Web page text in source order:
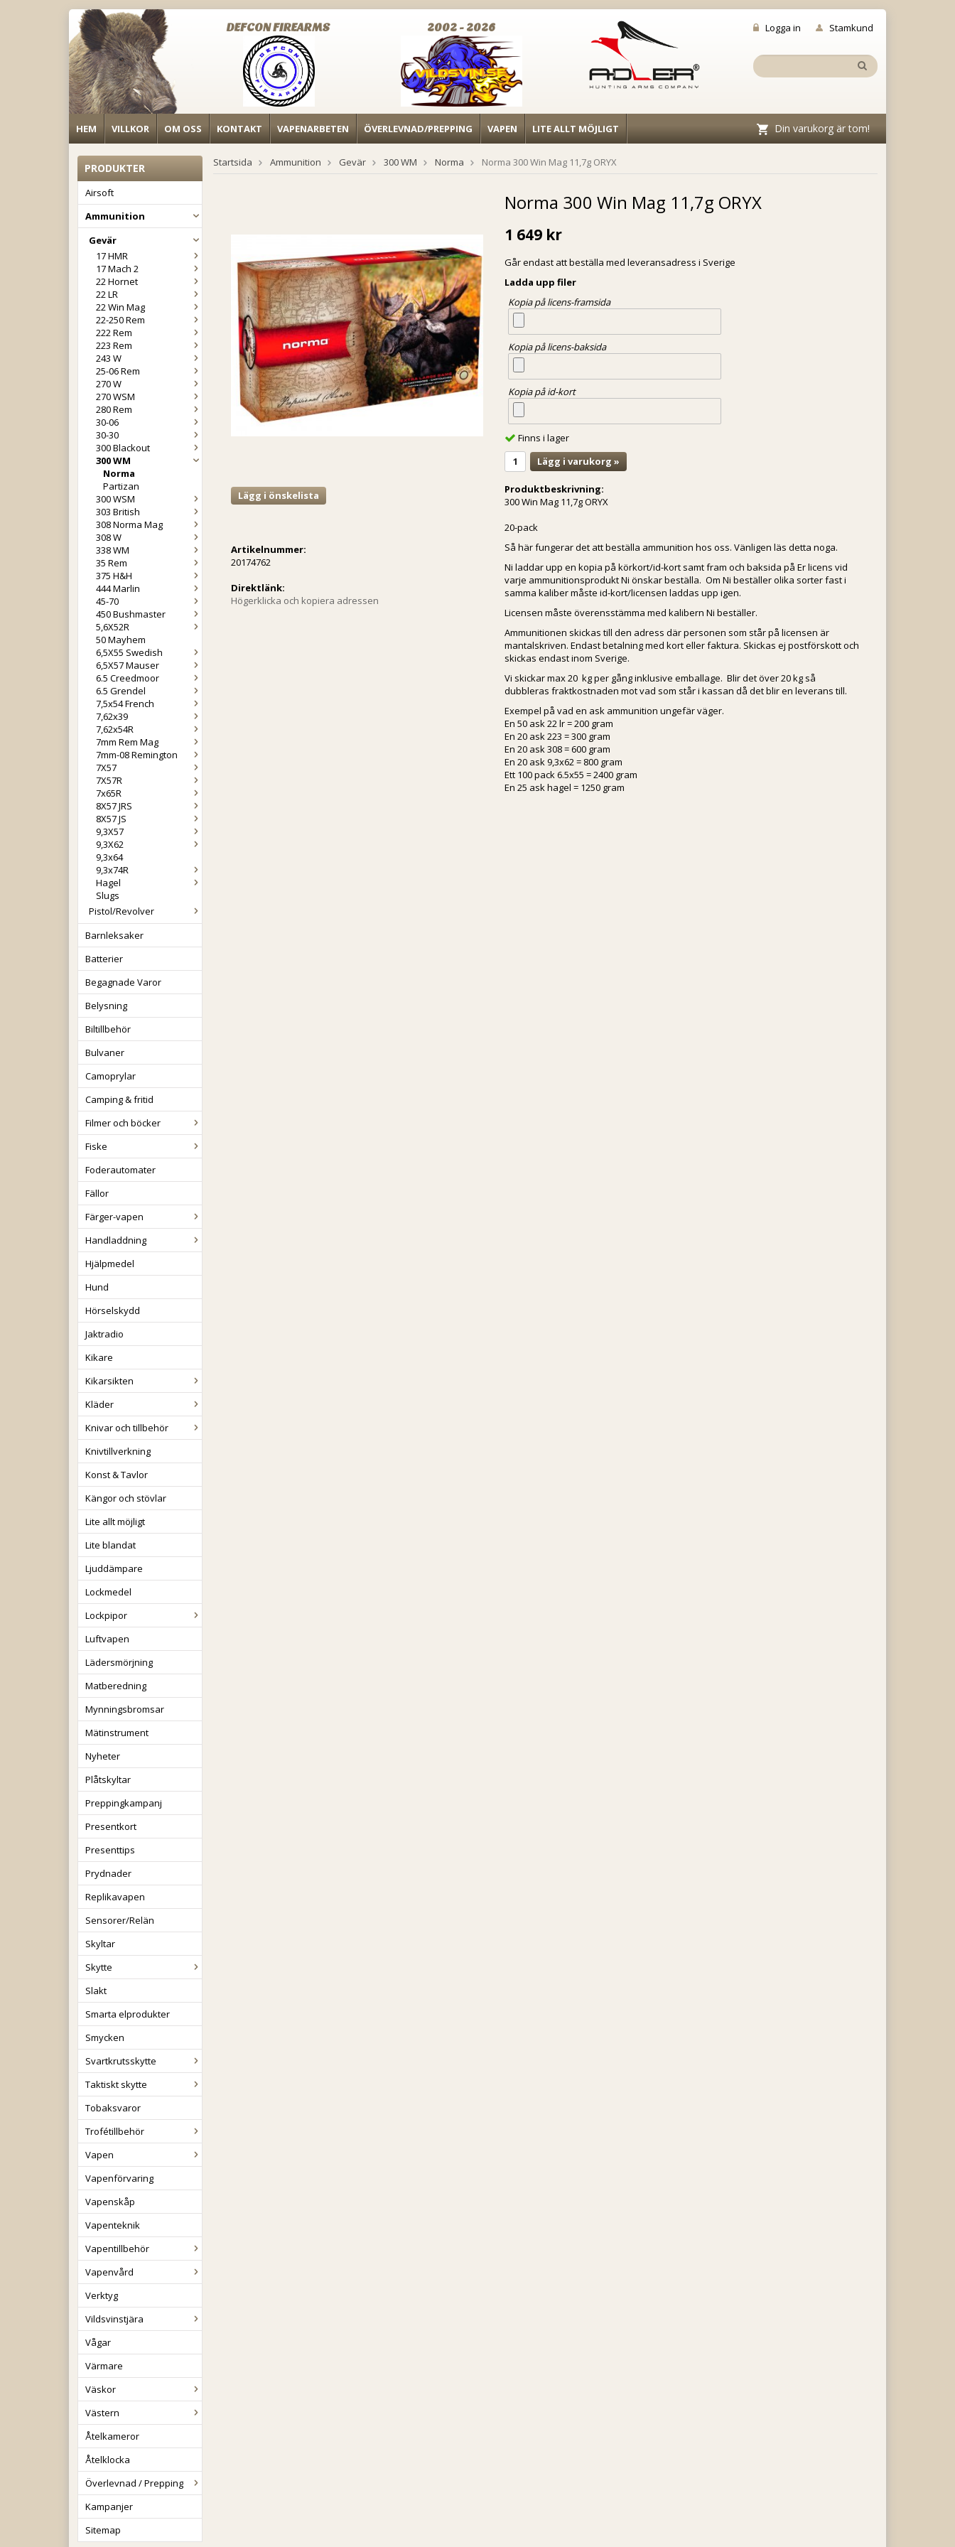
Logga in Stamkund
DEFCON FIREARMS 2002 - 2026
HEM VILLKOR OM OSS KONTAKT VAPENARBETEN ÖVERLEVNAD/PREPPING VAPEN LITE ALLT MÖJLIGT Din varukorg är tom!
PRODUKTER
Airsoft
Ammunition
Gevär
17 HMR
17 Mach 2
22 Hornet
22 LR
22 Win Mag
22-250 Rem
222 Rem
223 Rem
243 W
25-06 Rem
270 W
270 WSM
280 Rem
30-06
30-30
300 Blackout
300 WM
Norma
Partizan
300 WSM
303 British
308 Norma Mag
308 W
338 WM
35 Rem
375 H&H
444 Marlin
45-70
450 Bushmaster
5,6X52R
50 Mayhem
6,5X55 Swedish
6,5X57 Mauser
6.5 Creedmoor
6.5 Grendel
7,5x54 French
7,62x39
7,62x54R
7mm Rem Mag
7mm-08 Remington
7X57
7X57R
7x65R
8X57 JRS
8X57 JS
9,3X57
9,3X62
9,3x64
9,3x74R
Hagel
Slugs
Pistol/Revolver
Barnleksaker
Batterier
Begagnade Varor
Belysning
Biltillbehör
Bulvaner
Camoprylar
Camping & fritid
Filmer och böcker
Fiske
Foderautomater
Fällor
Färger-vapen
Handladdning
Hjälpmedel
Hund
Hörselskydd
Jaktradio
Kikare
Kikarsikten
Kläder
Knivar och tillbehör
Knivtillverkning
Konst & Tavlor
Kängor och stövlar
Lite allt möjligt
Lite blandat
Ljuddämpare
Lockmedel
Lockpipor
Luftvapen
Lädersmörjning
Matberedning
Mynningsbromsar
Mätinstrument
Nyheter
Plåtskyltar
Preppingkampanj
Presentkort
Presenttips
Prydnader
Replikavapen
Sensorer/Relän
Skyltar
Skytte
Slakt
Smarta elprodukter
Smycken
Svartkrutsskytte
Taktiskt skytte
Tobaksvaror
Trofétillbehör
Vapen
Vapenförvaring
Vapenskåp
Vapenteknik
Vapentillbehör
Vapenvård
Verktyg
Vildsvinstjära
Vågar
Värmare
Väskor
Västern
Åtelkameror
Åtelklocka
Överlevnad / Prepping
Kampanjer
Sitemap
Startsida Ammunition Gevär 300 WM Norma Norma 300 Win Mag 11,7g ORYX
Lägg i önskelista
Artikelnummer:
20174762
Direktlänk:
Högerklicka och kopiera adressen
Norma 300 Win Mag 11,7g ORYX
1 649 kr
Går endast att beställa med leveransadress i Sverige
Ladda upp filer
Kopia på licens-framsida
Kopia på licens-baksida
Kopia på id-kort
Finns i lager
Lägg i varukorg »
Produktbeskrivning:
300 Win Mag 11,7g ORYX
20-pack
Så här fungerar det att beställa ammunition hos oss. Vänligen läs detta noga.
Ni laddar upp en kopia på körkort/id-kort samt fram och baksida på Er licens vid
varje ammunitionsprodukt Ni önskar beställa. Om Ni beställer olika sorter fast i
samma kaliber måste id-kort/licensen laddas upp igen.
Licensen måste överensstämma med kalibern Ni beställer.
Ammunitionen skickas till den adress där personen som står på licensen är
mantalskriven. Endast betalning med kort eller faktura. Skickas ej postförskott och
skickas endast inom Sverige.
Vi skickar max 20 kg per gång inklusive emballage. Blir det över 20 kg så
dubbleras fraktkostnaden mot vad som står i kassan då det blir en leverans till.
Exempel på vad en ask ammunition ungefär väger.
En 50 ask 22 lr = 200 gram
En 20 ask 223 = 300 gram
En 20 ask 308 = 600 gram
En 20 ask 9,3x62 = 800 gram
Ett 100 pack 6.5x55 = 2400 gram
En 25 ask hagel = 1250 gram